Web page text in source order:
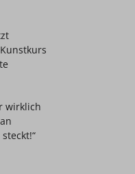
wirklich